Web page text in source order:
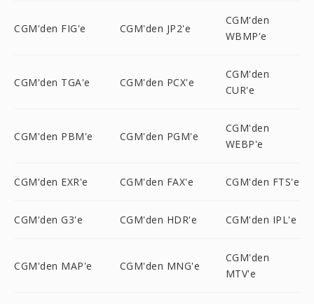
CGM'den FIG'e CGM'den JP2'e
CGM'den
WBMP'e
CGM'den TGA'e CGM'den PCX'e
CGM'den
CUR'e
CGM'den PBM'e CGM'den PGM'e
CGM'den
WEBP'e
CGM'den EXR'e CGM'den FAX'e CGM'den FTS'e
CGM'den G3'e CGM'den HDR'e CGM'den IPL'e
CGM'den MAP'e CGM'den MNG'e
CGM'den
MTV'e